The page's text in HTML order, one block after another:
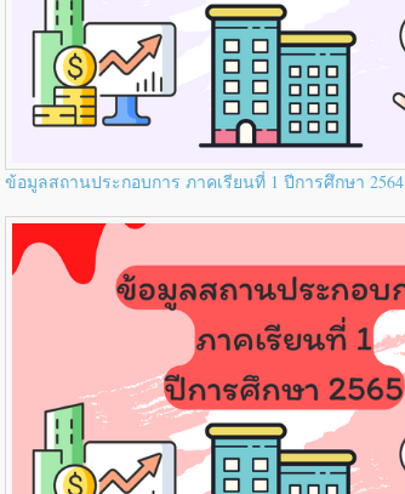
ข้อมูลสถานประกอบการ ภาคเรียนที่ 1 ปีการศึกษา 2564